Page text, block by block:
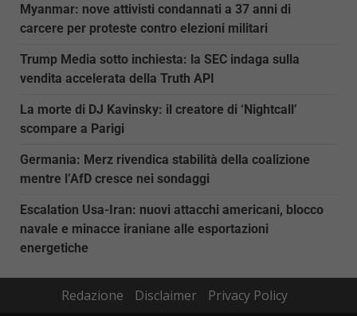
Myanmar: nove attivisti condannati a 37 anni di
carcere per proteste contro elezioni militari
Trump Media sotto inchiesta: la SEC indaga sulla
vendita accelerata della Truth API
La morte di DJ Kavinsky: il creatore di ‘Nightcall’
scompare a Parigi
Germania: Merz rivendica stabilità della coalizione
mentre l’AfD cresce nei sondaggi
Escalation Usa-Iran: nuovi attacchi americani, blocco
navale e minacce iraniane alle esportazioni
energetiche
Redazione Disclaimer
Privacy Policy